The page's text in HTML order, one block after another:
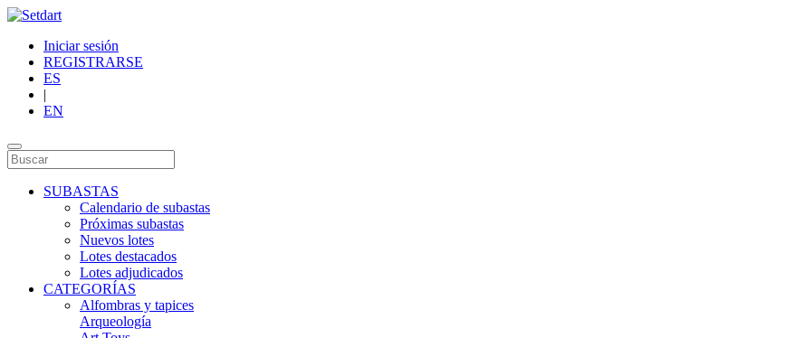
Iniciar sesión
REGISTRARSE
ES
|
EN
SUBASTAS
Calendario de subastas
Próximas subastas
Nuevos lotes
Lotes destacados
Lotes adjudicados
CATEGORÍAS
Alfombras y tapices
Arqueología